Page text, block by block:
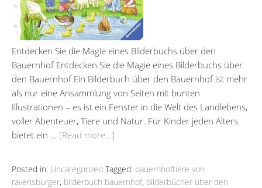
Entdecken Sie die Magie eines Bilderbuchs über den
Bauernhof Entdecken Sie die Magie eines Bilderbuchs über
den Bauernhof Ein Bilderbuch über den Bauernhof ist mehr
als nur eine Ansammlung von Seiten mit bunten
Illustrationen – es ist ein Fenster in die Welt des Landlebens,
voller Abenteuer, Tiere und Natur. Für Kinder jeden Alters
bietet ein … [Read more…]
Posted in: Uncategorized Tagged: bauernhoftiere von
ravensburger, bilderbuch bauernhof, bilderbücher über den